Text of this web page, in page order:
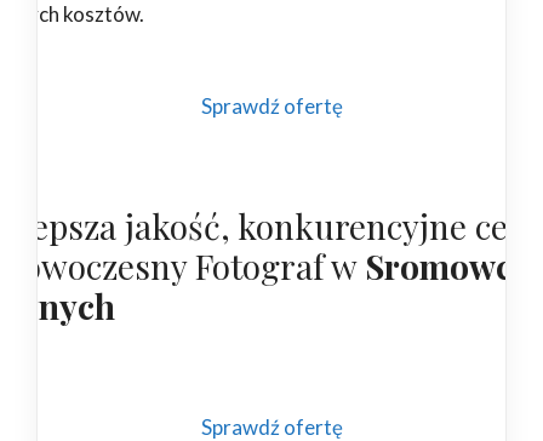
kosztów.
Sprawdź ofertę
jakość, konkurencyjne ceny
Fotograf w
Sprawdź ofertę